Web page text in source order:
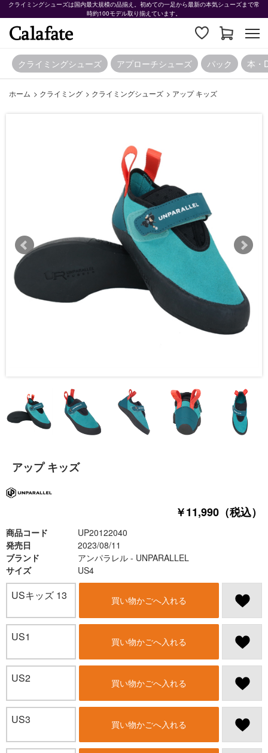
クライミングシューズは国内最大規模の品揃え。初めての一足から最新の本気シューズまで常
時約100モデル取り揃えています。
クライミングシューズ アプローチシューズ パック 本・
ホーム > クライミング > クライミングシューズ > アップ キッズ
アップ キッズ
￥11,990（税込）
商品コード
UP20122040
発売日
2023/08/11
ブランド
アンパラレル - UNPARALLEL
サイズ
US4
USキッズ 13 買い物かごへ入れる
US1 買い物かごへ入れる
US2 買い物かごへ入れる
US3 買い物かごへ入れる